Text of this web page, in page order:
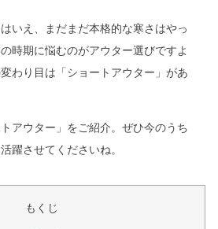
いえ、まだまだ本格的な寒さはやっ
時期に悩むのがアウター選びですよ
わり目は「ショートアウター」があ
アウター」をご紹介。ぜひ今のうち
躍させてくださいね。
もくじ